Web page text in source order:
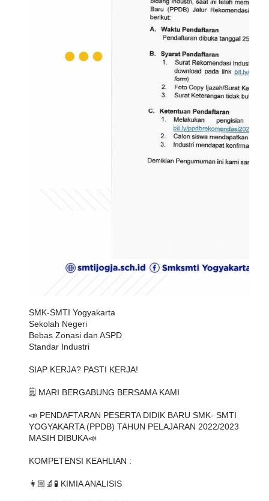
SMK-SMTI Yogyakarta
Sekolah Negeri
Bebas Zonasi dan ASPD
Standar Industri
SIAP KERJA? PASTI KERJA!
🗒️ MARI BERGABUNG BERSAMA KAMI
📣 PENDAFTARAN PESERTA DIDIK BARU SMK- SMTI
YOGYAKARTA (PPDB) TAHUN PELAJARAN 2022/2023
MASIH DIBUKA📣
KOMPETENSI KEAHLIAN :
👩🏼‍🔬🧪 KIMIA ANALISIS